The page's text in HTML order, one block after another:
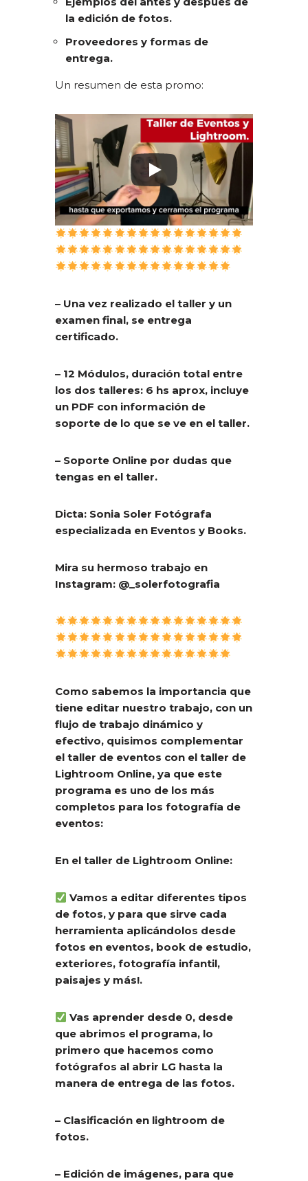
la edición de fotos.
Proveedores y formas de
entrega.
Un resumen de esta promo:
– Una vez realizado el taller y un
examen final, se entrega
certificado.
– 12 Módulos, duración total entre
los dos talleres: 6 hs aprox, incluye
un PDF con información de
soporte de lo que se ve en el taller.
– Soporte Online por dudas que
tengas en el taller.
Dicta: Sonia Soler Fotógraf­a
especializada en Eventos y Books.
Mira su hermoso trabajo en
Instagram: @_solerfotografia
Como sabemos la importancia que
tiene editar nuestro trabajo, con un
flujo de trabajo dinámico y
efectivo, quisimos complementar
el taller de eventos con el taller de
Lightroom Online, ya que este
programa es uno de los más
completos para los fotografía de
eventos:
En el taller de Lightroom Online:
Vamos a editar diferentes tipos
de fotos, y para que sirve cada
herramienta aplicándolos desde
fotos en eventos, book de estudio,
exteriores, fotografía infantil,
paisajes y más!.
Vas aprender desde 0, desde
que abrimos el programa, lo
primero que hacemos como
fotógrafos al abrir LG hasta la
manera de entrega de las fotos.
– Clasificación en lightroom de
fotos.
– Edición de imágenes, para que